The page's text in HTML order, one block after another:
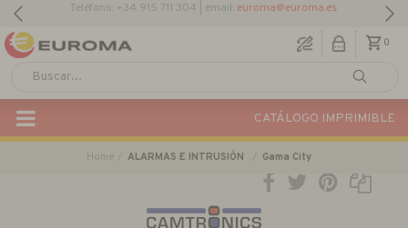
Teléfono: +34 915 711 304 | email: euroma@euroma.es
0
CATÁLOGO IMPRIMIBLE
Home ALARMAS E INTRUSIÓN Gama City